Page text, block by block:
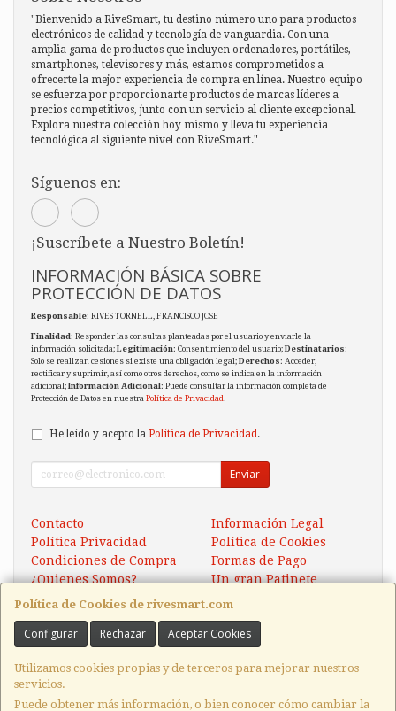
Política de Cookies de rivesmart.com
Configurar Rechazar Aceptar Cookies
Utilizamos cookies propias y de terceros para mejorar nuestros
servicios.
Puede obtener más información, o bien conocer cómo cambiar la
"Bienvenido a RiveSmart, tu destino número uno para productos
electrónicos de calidad y tecnología de vanguardia. Con una
amplia gama de productos que incluyen ordenadores, portátiles,
smartphones, televisores y más, estamos comprometidos a
ofrecerte la mejor experiencia de compra en línea. Nuestro equipo
se esfuerza por proporcionarte productos de marcas líderes a
precios competitivos, junto con un servicio al cliente excepcional.
Explora nuestra colección hoy mismo y lleva tu experiencia
tecnológica al siguiente nivel con RiveSmart."
Síguenos en:
¡Suscríbete a Nuestro Boletín!
INFORMACIÓN BÁSICA SOBRE
PROTECCIÓN DE DATOS
Responsable: RIVES TORNELL, FRANCISCO JOSE
Finalidad: Responder las consultas planteadas por el usuario y enviarle la
información solicitada;Legitimación: Consentimiento del usuario;Destinatarios:
Solo se realizan cesiones si existe una obligación legal;Derechos: Acceder,
rectificar y suprimir, así como otros derechos, como se indica en la información
adicional;Información Adicional: Puede consultar la información completa de
Protección de Datos en nuestra Política de Privacidad.
He leído y acepto la Política de Privacidad .
Enviar
Contacto
Información Legal
Política Privacidad
Política de Cookies
Condiciones de Compra
Formas de Pago
¿Quienes Somos?
Un gran Patinete
Contacto